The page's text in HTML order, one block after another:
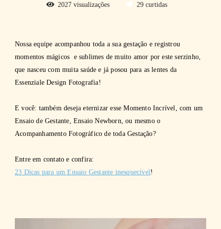
2027 visualizações 29 curtidas
Nossa equipe acompanhou toda a sua gestação e registrou
momentos mágicos e sublimes de muito amor por este serzinho,
que nasceu com muita saúde e já posou para as lentes da
Essenziale Design Fotografia!
E você: também deseja eternizar esse Momento Incrível, com um
Ensaio de Gestante, Ensaio Newborn, ou mesmo o
Acompanhamento Fotográfico de toda Gestação?
Entre em contato e confira:
23 Dicas para um Ensaio Gestante inesquecível!